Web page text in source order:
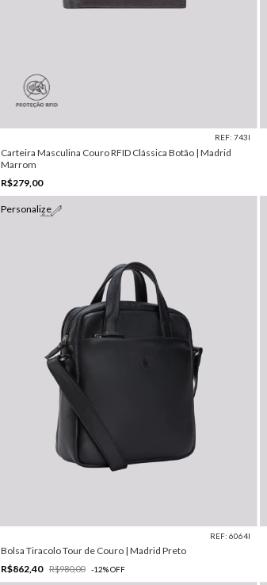
REF: 743I
Carteira Masculina Couro RFID Clássica Botão | Madrid
Marrom
R$279,00
Personalize
REF: 6064I
Bolsa Tiracolo Tour de Couro | Madrid Preto
R$862,40
R$980,00 -12%OFF